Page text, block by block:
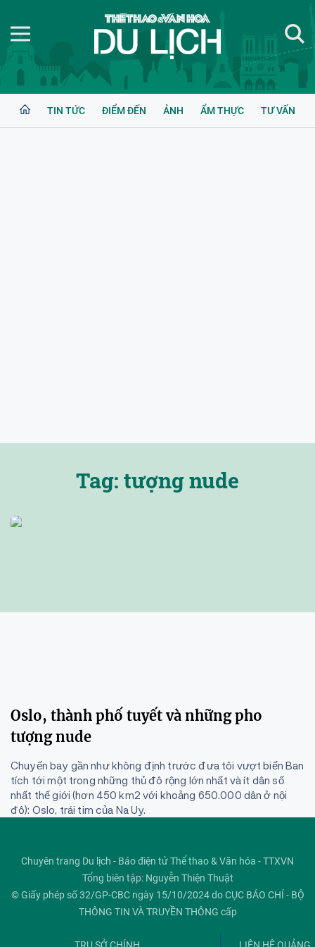
TIN TỨC ĐIỂM ĐẾN ẢNH ẨM THỰC TƯ VẤN
Tag: tượng nude
Oslo, thành phố tuyết và những pho
tượng nude
Chuyến bay gần như không định trước đưa tôi vượt biển Ban
tích tới một trong những thủ đô rộng lớn nhất và ít dân số
nhất thế giới (hơn 450 km2 với khoảng 650.000 dân ở nội
đô): Oslo, trái tim của Na Uy.
Chuyên trang Du lịch - Báo điện tử Thể thao & Văn hóa - TTXVN
Tổng biên tập: Nguyễn Thiện Thuật
© Giấy phép số 32/GP-CBC ngày 15/10/2024 do CỤC BÁO CHÍ - BỘ
THÔNG TIN VÀ TRUYỀN THÔNG cấp